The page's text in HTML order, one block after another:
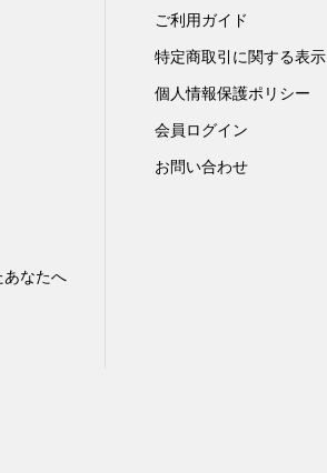
あなたへ
ご利用ガイド
特定商取引に関する表示
個人情報保護ポリシー
会員ログイン
お問い合わせ